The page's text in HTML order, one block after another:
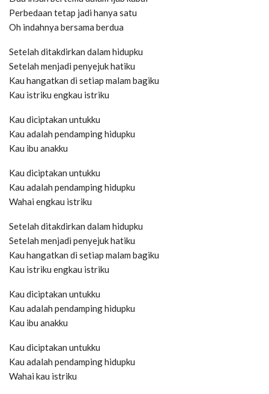
Perbedaan tetap jadi hanya satu
Oh indahnya bersama berdua
Setelah ditakdirkan dalam hidupku
Setelah menjadi penyejuk hatiku
Kau hangatkan di setiap malam bagiku
Kau istriku engkau istriku
Kau diciptakan untukku
Kau adalah pendamping hidupku
Kau ibu anakku
Kau diciptakan untukku
Kau adalah pendamping hidupku
Wahai engkau istriku
Setelah ditakdirkan dalam hidupku
Setelah menjadi penyejuk hatiku
Kau hangatkan di setiap malam bagiku
Kau istriku engkau istriku
Kau diciptakan untukku
Kau adalah pendamping hidupku
Kau ibu anakku
Kau diciptakan untukku
Kau adalah pendamping hidupku
Wahai kau istriku